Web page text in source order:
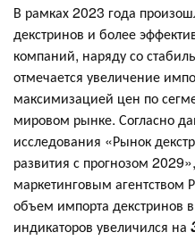
В рамках 2023 года
декстринов и более
компаний, наряду со
отмечается увеличение
максимизацией цен по
мировом рынке. Согласно
исследования «Рынок
развития с прогнозом
маркетинговым агентством
объем импорта декстринов
индикаторов увеличился на